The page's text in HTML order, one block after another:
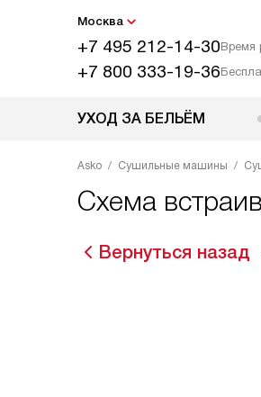
Москва
+7 495 212-14-30Время
+7 800 333-19-36
УХОД ЗА БЕЛЬЁМ
Asko Сушильные машины
Схема
Вернуться назад